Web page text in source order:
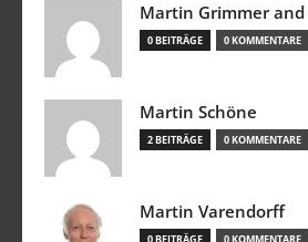
Martin Grimmer and
0 BEITRÄGE 0 KOMMENTARE
Martin Schöne
2 BEITRÄGE 0 KOMMENTARE
Martin Varendorff